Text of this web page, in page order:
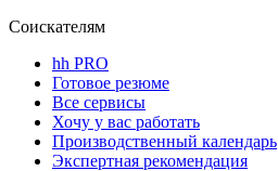
Соискателям
hh PRO
Готовое резюме
Все сервисы
Хочу у вас работать
Производственный календарь
Экспертная рекомендация